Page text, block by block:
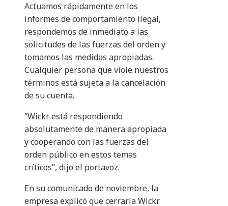
Actuamos rápidamente en los
informes de comportamiento ilegal,
respondemos de inmediato a las
solicitudes de las fuerzas del orden y
tomamos las medidas apropiadas.
Cualquier persona que viole nuestros
términos está sujeta a la cancelación
de su cuenta.
“Wickr está respondiendo
absolutamente de manera apropiada
y cooperando con las fuerzas del
orden público en estos temas
críticos”, dijo el portavoz.
En su comunicado de noviembre, la
empresa explicó que cerraría Wickr